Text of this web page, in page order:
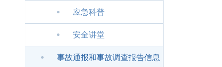
应急科普
安全讲堂
事故通报和事故调查报告信息